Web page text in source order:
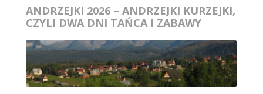
ANDRZEJKI 2026 – ANDRZEJKI KURZEJKI,
CZYLI DWA DNI TAŃCA I ZABAWY